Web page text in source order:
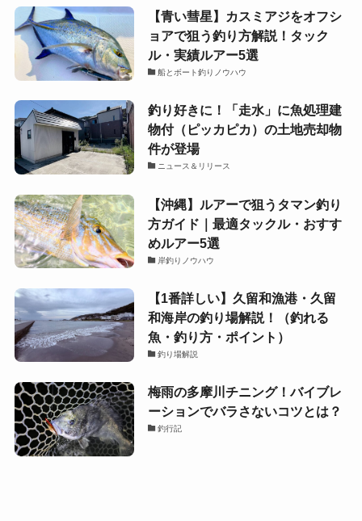
【青い彗星】カスミアジをオフシ
ョアで狙う釣り方解説！タック
ル・実績ルアー5選
船とボート釣りノウハウ
釣り好きに！「走水」に魚処理建
物付（ピッカピカ）の土地売却物
件が登場
ニュース＆リリース
【沖縄】ルアーで狙うタマン釣り
方ガイド｜最適タックル・おすす
めルアー5選
岸釣りノウハウ
【1番詳しい】久留和漁港・久留
和海岸の釣り場解説！（釣れる
魚・釣り方・ポイント）
釣り場解説
梅雨の多摩川チニング！バイブレ
ーションでバラさないコツとは？
釣行記